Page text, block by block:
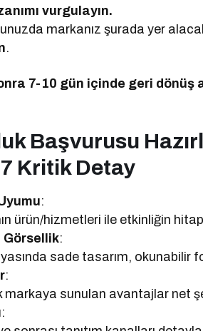
vurgulayın.
markanız şurada yer
.
7-10 gün içinde geri dönüş
Başvurusu
Kritik Detay
:
ürün/hizmetleri ile etkinliğin
Görsellik:
sade tasarım, okunabilir
:
markaya sunulan avantajlar net
: